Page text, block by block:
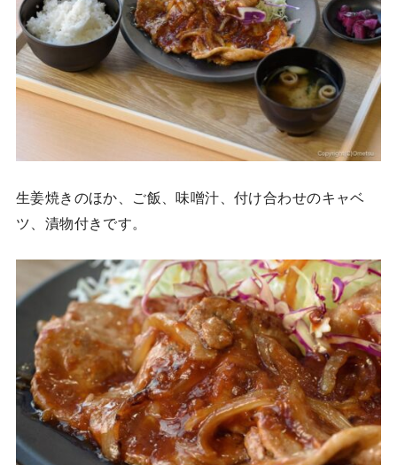
生姜焼きのほか、ご飯、味噌汁、付け合わせのキャベ
ツ、漬物付きです。